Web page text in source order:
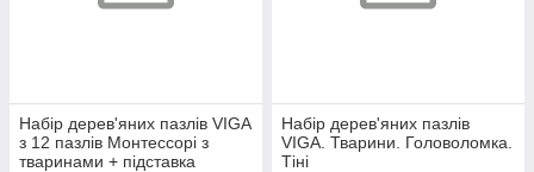
Набір дерев'яних пазлів VIGA
з 12 пазлів Монтессорі з
тваринами + підставка
Набір дерев'яних пазлів
VIGA. Тварини. Головоломка.
Тіні